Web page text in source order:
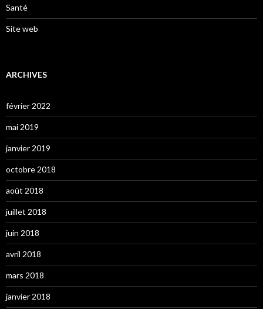
Santé
Site web
ARCHIVES
février 2022
mai 2019
janvier 2019
octobre 2018
août 2018
juillet 2018
juin 2018
avril 2018
mars 2018
janvier 2018